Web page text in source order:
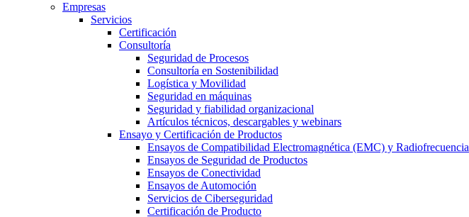
Empresas
Servicios
Certificación
Consultoría
Seguridad de Procesos
Consultoría en Sostenibilidad
Logística y Movilidad
Seguridad en máquinas
Seguridad y fiabilidad organizacional
Artículos técnicos, descargables y webinars
Ensayo y Certificación de Productos
Ensayos de Compatibilidad Electromagnética (EMC) y Radiofrecuencia
Ensayos de Seguridad de Productos
Ensayos de Conectividad
Ensayos de Automoción
Servicios de Ciberseguridad
Certificación de Producto